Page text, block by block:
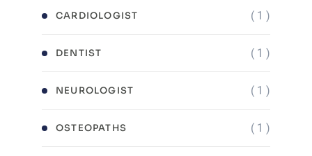
CARDIOLOGIST ( 1 )
DENTIST ( 1 )
NEUROLOGIST ( 1 )
OSTEOPATHS ( 1 )